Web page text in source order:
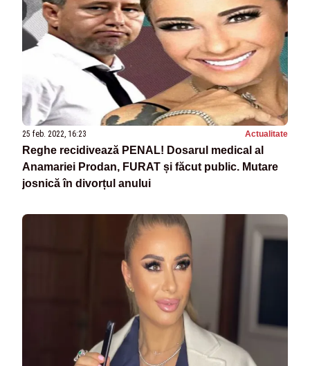
25 feb. 2022, 16:23 Actualitate
Reghe recidivează PENAL! Dosarul medical al
Anamariei Prodan, FURAT și făcut public. Mutare
josnică în divorțul anului